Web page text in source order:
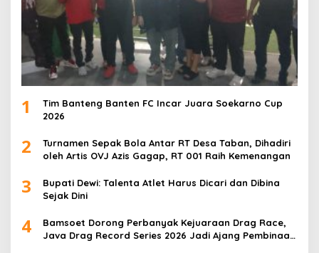
1
Tim Banteng Banten FC Incar Juara Soekarno Cup
2026
2
Turnamen Sepak Bola Antar RT Desa Taban, Dihadiri
oleh Artis OVJ Azis Gagap, RT 001 Raih Kemenangan
3
Bupati Dewi: Talenta Atlet Harus Dicari dan Dibina
Sejak Dini
4
Bamsoet Dorong Perbanyak Kejuaraan Drag Race,
Java Drag Record Series 2026 Jadi Ajang Pembinaan